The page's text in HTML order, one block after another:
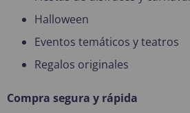
Halloween
Eventos temáticos y teatros
Regalos originales
Compra segura y rápida